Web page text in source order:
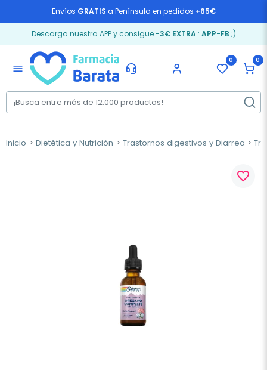
Envíos GRATIS a Península en pedidos +65€
Descarga nuestra APP y consigue -3€ EXTRA: APP-FB ;)
menu
0 0
Inicio Dietética y Nutrición Trastornos digestivos y Diarrea
favorite_border